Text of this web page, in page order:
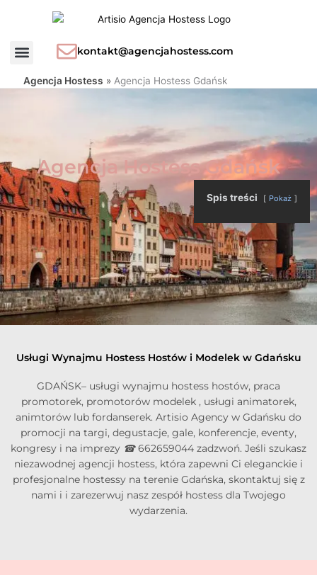
kontakt@agencjahostess.com
Agencja Hostess »Agencja Hostess Gdańsk
Agencja Hostess Gdańsk
Spis treści Pokaż
Usługi Wynajmu Hostess Hostów i Modelek w Gdańsku
GDAŃSK– usługi wynajmu hostess hostów, praca
promotorek, promotorów modelek , usługi animatorek,
animtorów lub fordanserek. Artisio Agency w Gdańsku do
promocji na targi, degustacje, gale, konferencje, eventy,
kongresy i na imprezy ☎662659044 zadzwoń. Jeśli szukasz
niezawodnej agencji hostess, która zapewni Ci eleganckie i
profesjonalne hostessy na terenie Gdańska, skontaktuj się z
nami i i zarezerwuj nasz zespół hostess dla Twojego
wydarzenia.